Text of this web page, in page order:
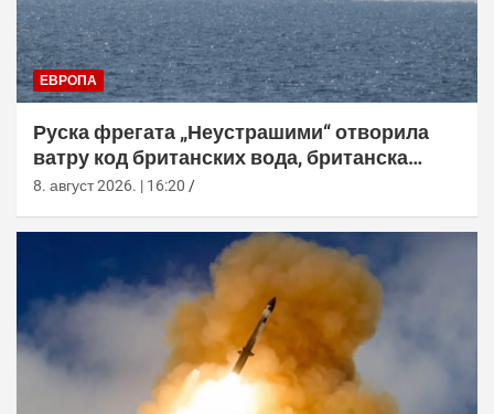
ЕВРОПА
Руска фрегата „Неустрашими“ отворила
ватру код британских вода, британска
морнарица појачала праћење
8. август 2026. | 16:20